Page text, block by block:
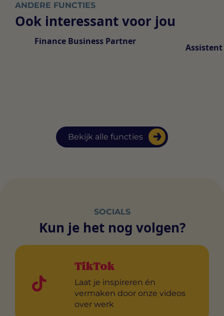
ANDERE FUNCTIES
Ook interessant voor jou
Bekijk alle functies
Finance Business Partner
SOCIALS
Kun je het nog volgen?
TikTok
Laat je inspireren én
vermaken door onze videos
over werk